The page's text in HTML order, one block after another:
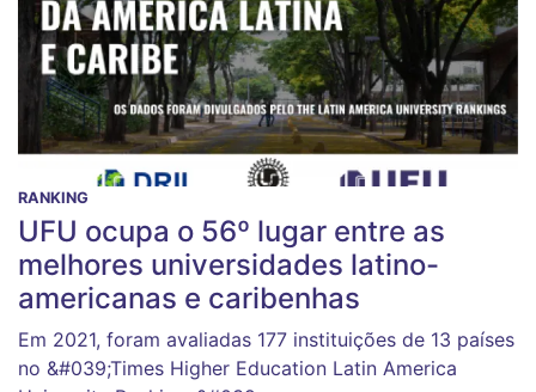
RANKING
UFU ocupa o 56º lugar entre as
melhores universidades latino-
americanas e caribenhas
Em 2021, foram avaliadas 177 instituições de 13 países
no &#039;Times Higher Education Latin America